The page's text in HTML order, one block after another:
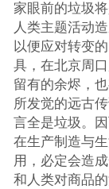
家眼前的垃圾
人类主题活动
以便应对转变
具，在北京周
留有的余烬，
所发觉的远古
言全是垃圾。
在生产制造与
用，必定会造
和人类对商品